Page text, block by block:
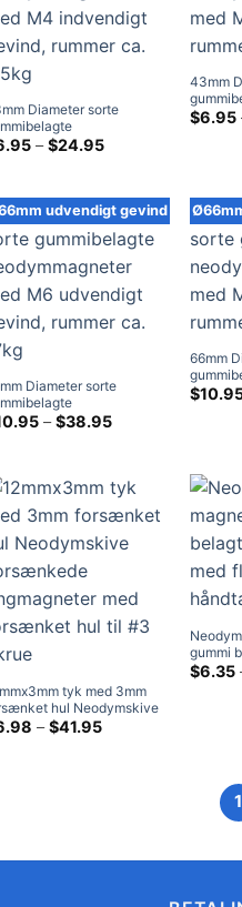
Diameter sorte
med M4
– $24.95Prisklasse:
43mm
$6.95
udvendigt gevind
Diameter sorte
med M6
– $38.95Prisklasse:
66mm
$
tyk med 3mm
hul Neodymskive
ringmagneter
forsænket hul til #3
– $41.95Prisklasse:
gummi
med
$6.35
1